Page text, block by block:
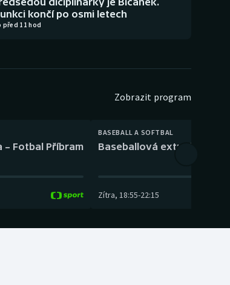
končí po osmi letech
před 11 hod
Zobrazit program
– Fotbal Příbram
BASEBALL A SOFTBAL
Baseballová extraliga:
Zítra, 18:55-22:15